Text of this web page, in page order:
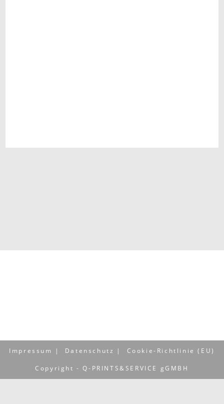
Impressum Datenschutz Cookie-Richtlinie (EU)
Copyright - Q-PRINTS&SERVICE gGMBH